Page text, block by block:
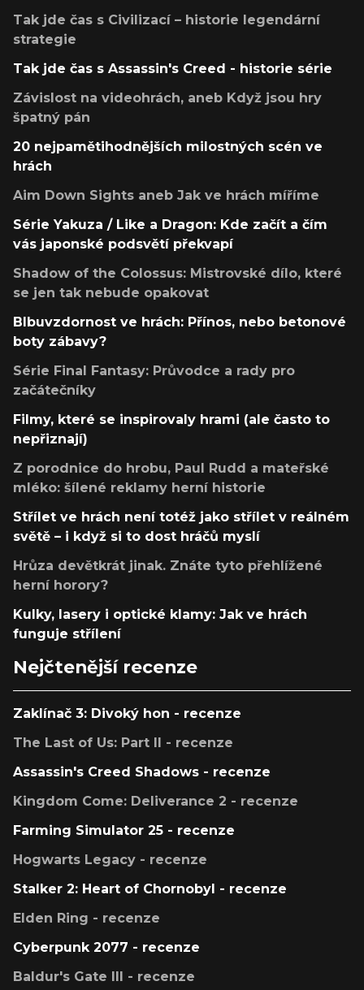
Tak jde čas s Civilizací – historie legendární
strategie
Tak jde čas s Assassin's Creed - historie série
Závislost na videohrách, aneb Když jsou hry
špatný pán
20 nejpamětihodnějších milostných scén ve
hrách
Aim Down Sights aneb Jak ve hrách míříme
Série Yakuza / Like a Dragon: Kde začít a čím
vás japonské podsvětí překvapí
Shadow of the Colossus: Mistrovské dílo, které
se jen tak nebude opakovat
Blbuvzdornost ve hrách: Přínos, nebo betonové
boty zábavy?
Série Final Fantasy: Průvodce a rady pro
začátečníky
Filmy, které se inspirovaly hrami (ale často to
nepřiznají)
Z porodnice do hrobu, Paul Rudd a mateřské
mléko: šílené reklamy herní historie
Střílet ve hrách není totéž jako střílet v reálném
světě – i když si to dost hráčů myslí
Hrůza devětkrát jinak. Znáte tyto přehlížené
herní horory?
Kulky, lasery i optické klamy: Jak ve hrách
funguje střílení
Nejčtenější recenze
Zaklínač 3: Divoký hon - recenze
The Last of Us: Part II - recenze
Assassin's Creed Shadows - recenze
Kingdom Come: Deliverance 2 - recenze
Farming Simulator 25 - recenze
Hogwarts Legacy - recenze
Stalker 2: Heart of Chornobyl - recenze
Elden Ring - recenze
Cyberpunk 2077 - recenze
Baldur's Gate III - recenze